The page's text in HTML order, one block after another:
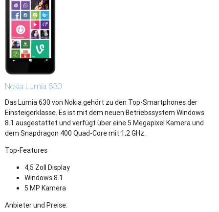
Nokia Lumia 630
Das Lumia 630 von Nokia gehört zu den Top-Smartphones der
Einsteigerklasse. Es ist mit dem neuen Betriebssystem Windows
8.1 ausgestattet und verfügt über eine 5 Megapixel Kamera und
dem Snapdragon 400 Quad-Core mit 1,2 GHz.
Top-Features
4,5 Zoll Display
Windows 8.1
5 MP Kamera
Anbieter und Preise: